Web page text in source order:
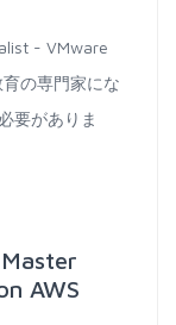
- VMware
の専門家にな
要がありま
AWS